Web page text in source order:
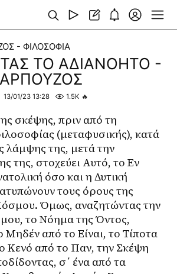
- ΦΙΛΟΣΟΦΙΑ
ΤΟ ΑΔΙΑΝΟΗΤΟ -
13/01/23 13:28 1.5K 🔥
(μεταφυσικής), κατά
λάμψης της, μετά την
της, στοχεύει Αυτό, το Εν
όσο και η Δυτική
τους όρους της
Όμως, αναζητώντας την
το Νόημα της Όντος,
Μηδέν από το Είναι, το Τίποτα
Κενό από το Παν, την Σκέψη
σ΄ ένα από τα